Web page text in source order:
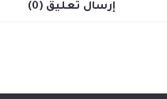
إرسال تعليق (0)